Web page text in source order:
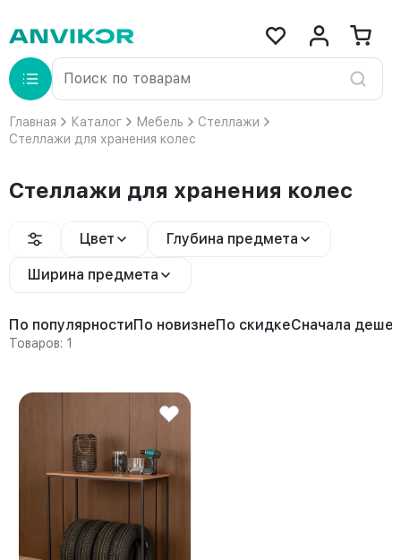
Главная Каталог Мебель
Стеллажи
Стеллажи для хранения колес
Стеллажи для хранения колес
Цвет Глубина предмета
Ширина предмета
По популярностиПо новизнеПо скидкеСначала
Товаров: 1